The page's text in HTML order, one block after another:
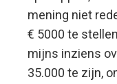
mening niet
€ 5000 te
mijns inziens
35.000 te zijn,